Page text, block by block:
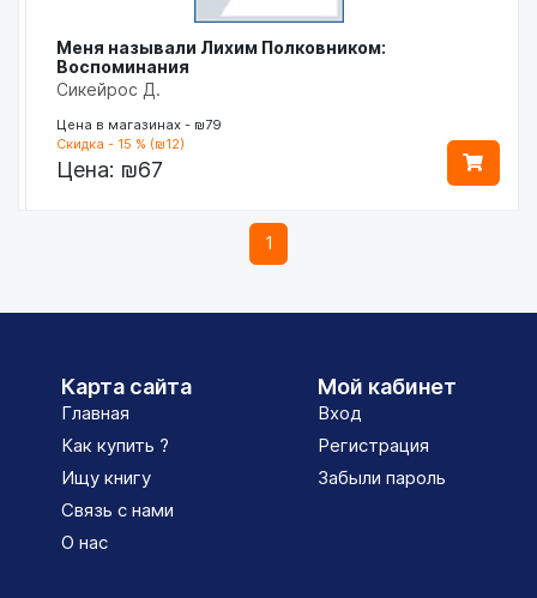
Меня называли Лихим Полковником:
Воспоминания
Сикейрос Д.
Цена в магазинах - ₪79
Скидка - 15 % (₪12)
Цена: ₪67
1
Карта сайта
Главная
Как купить ?
Ищу книгу
Связь с нами
О нас
Мой кабинет
Вход
Регистрация
Забыли пароль